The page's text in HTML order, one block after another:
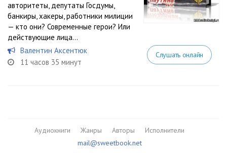
авторитеты, депутаты Госдумы,
банкиры, хакеры, работники милиции
— кто они? Современные герои? Или
действующие лица...
Валентин Аксентюк
11 часов 35 минут
Слушать онлайн
Аудиокниги Жанры Авторы
Исполнители
mail@sweetbook.net